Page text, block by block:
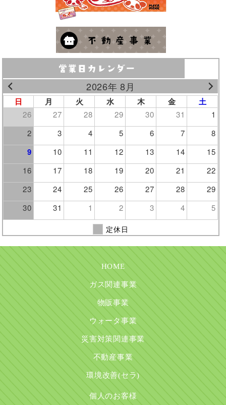
2026年 8月
日 月 火 水 木 金 土
26 27 28 29 30 31
1
2
3 4 5 6 7 8
9 10 11 12 13 14
15
16
17 18 19 20 21
22
23
24 25 26 27 28
29
30
31 1 2 3 4 5
定休日
HOME
ガス関連事業
物販事業
ウォータ事業
災害対策関連事業
不動産事業
環境改善(セラ)
個人のお客様